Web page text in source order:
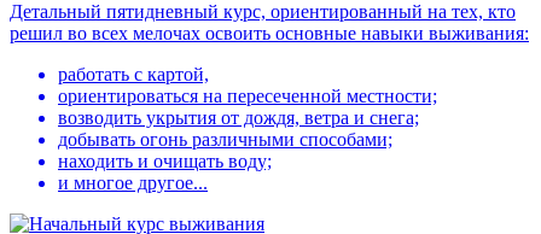
Детальный пятидневный курс, ориентированный на тех, кто
решил во всех мелочах освоить основные навыки выживания:
работать с картой,
ориентироваться на пересеченной местности;
возводить укрытия от дождя, ветра и снега;
добывать огонь различными способами;
находить и очищать воду;
и многое другое...